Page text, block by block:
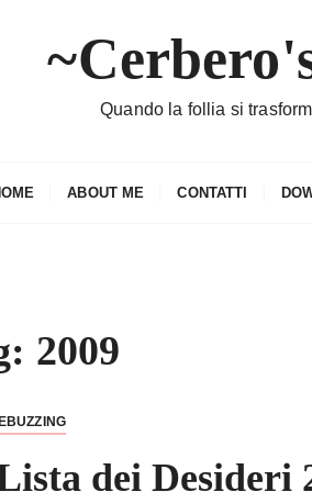
Quando la follia si
ABOUT ME CONTATTI
2009
EBUZZING
dei Desideri